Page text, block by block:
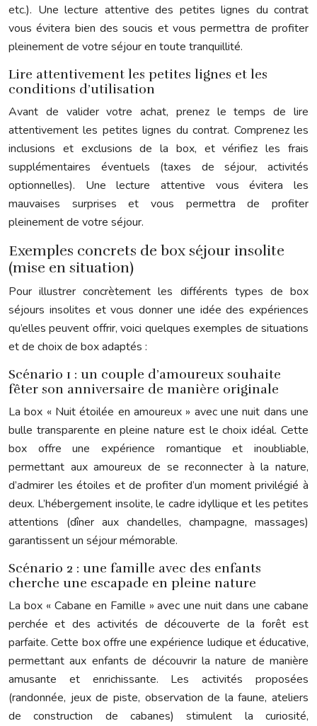
etc.). Une lecture attentive des petites lignes du contrat
vous évitera bien des soucis et vous permettra de profiter
pleinement de votre séjour en toute tranquillité.
Lire attentivement les petites lignes et les
conditions d’utilisation
Avant de valider votre achat, prenez le temps de lire
attentivement les petites lignes du contrat. Comprenez les
inclusions et exclusions de la box, et vérifiez les frais
supplémentaires éventuels (taxes de séjour, activités
optionnelles). Une lecture attentive vous évitera les
mauvaises surprises et vous permettra de profiter
pleinement de votre séjour.
Exemples concrets de box séjour insolite
(mise en situation)
Pour illustrer concrètement les différents types de box
séjours insolites et vous donner une idée des expériences
qu’elles peuvent offrir, voici quelques exemples de situations
et de choix de box adaptés :
Scénario 1 : un couple d’amoureux souhaite
fêter son anniversaire de manière originale
La box « Nuit étoilée en amoureux » avec une nuit dans une
bulle transparente en pleine nature est le choix idéal. Cette
box offre une expérience romantique et inoubliable,
permettant aux amoureux de se reconnecter à la nature,
d’admirer les étoiles et de profiter d’un moment privilégié à
deux. L’hébergement insolite, le cadre idyllique et les petites
attentions (dîner aux chandelles, champagne, massages)
garantissent un séjour mémorable.
Scénario 2 : une famille avec des enfants
cherche une escapade en pleine nature
La box « Cabane en Famille » avec une nuit dans une cabane
perchée et des activités de découverte de la forêt est
parfaite. Cette box offre une expérience ludique et éducative,
permettant aux enfants de découvrir la nature de manière
amusante et enrichissante. Les activités proposées
(randonnée, jeux de piste, observation de la faune, ateliers
de construction de cabanes) stimulent la curiosité,